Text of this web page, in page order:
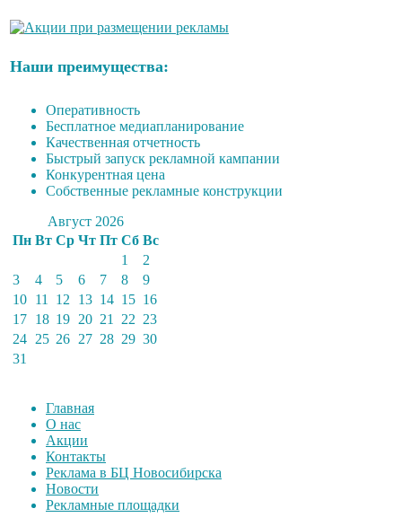
Наши преимущества:
Оперативность
Бесплатное медиапланирование
Качественная отчетность
Быстрый запуск рекламной кампании
Конкурентная цена
Собственные рекламные конструкции
Август 2026
Пн Вт Ср Чт Пт Сб Вс
1
2
3
4 5 6 7 8
9
10 11 12 13 14 15 16
17 18 19 20 21 22 23
24 25 26 27 28 29 30
31
Главная
О нас
Акции
Контакты
Реклама в БЦ Новосибирска
Новости
Рекламные площадки